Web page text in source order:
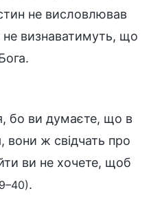
не висловлював
не визнаватимуть, що
бо ви думаєте, що в
вони ж свідчать про
ви не хочете, щоб
.